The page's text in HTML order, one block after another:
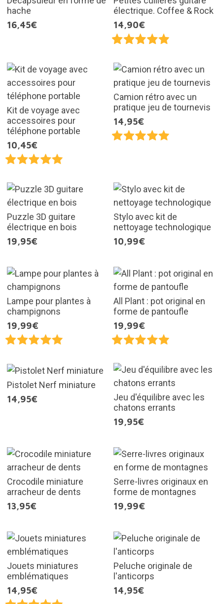
hache
16,45€
électrique. Coffee & Rock
14,90€
Kit de voyage avec
accessoires pour
téléphone portable
10,45€
Camion rétro avec un
pratique jeu de tournevis
14,95€
Puzzle 3D guitare
électrique en bois
19,95€
Stylo avec kit de
nettoyage technologique
10,99€
Lampe pour plantes à
champignons
19,99€
All Plant : pot original en
forme de pantoufle
19,99€
Pistolet Nerf miniature
14,95€
Jeu d'équilibre avec les
chatons errants
19,95€
Crocodile miniature
arracheur de dents
13,95€
Serre-livres originaux en
forme de montagnes
19,99€
Jouets miniatures
emblématiques
14,95€
Peluche originale de
l'anticorps
14,95€